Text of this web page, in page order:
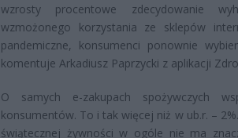
wzrosty procentowe zdecydowanie
wzmożonego korzystania ze sklepów
pandemiczne, konsumenci ponownie
komentuje Arkadiusz Paprzycki z aplikacji
O samych e-zakupach spożywczych
konsumentów. To i tak więcej niż w ub.r. –
świątecznej żywności w ogóle nie ma